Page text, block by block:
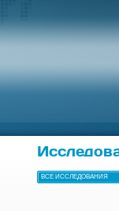
ВСЕ ИССЛЕДОВАНИЯ